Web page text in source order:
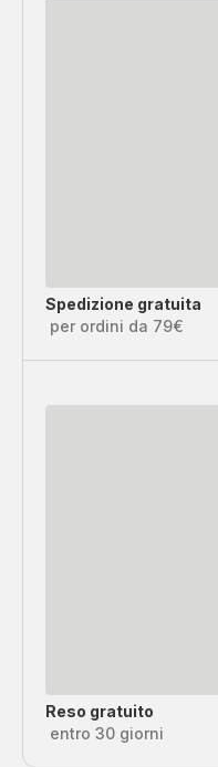
Spedizione gratuita
per ordini da 79€
Reso gratuito
entro 30 giorni